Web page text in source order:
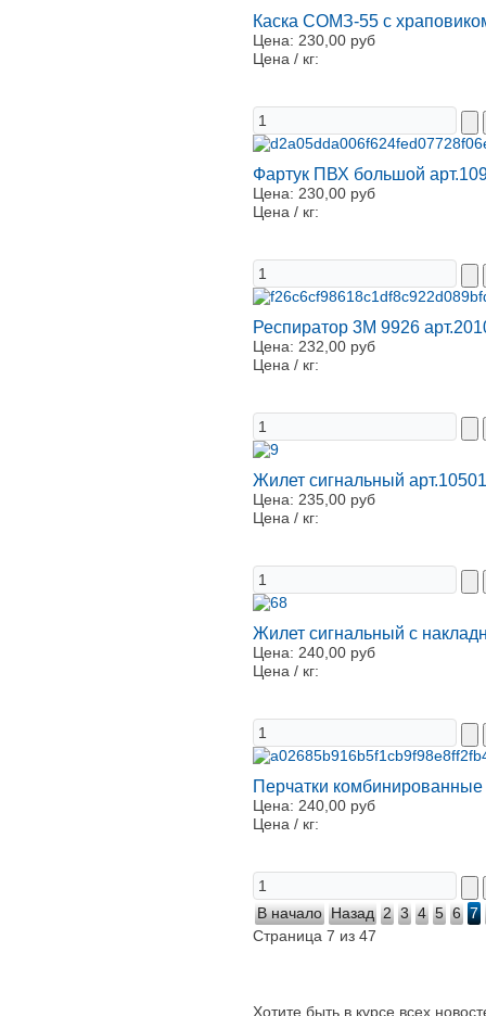
Каска СОМЗ-55 с
Цена: 230,00 руб
Цена / кг:
Фартук ПВХ большой
Цена: 230,00 руб
Цена / кг:
Респиратор 3М 9926
Цена: 232,00 руб
Цена / кг:
Жилет сигнальный
Цена: 235,00 руб
Цена / кг:
Жилет сигнальный с
Цена: 240,00 руб
Цена / кг:
Перчатки
Цена: 240,00 руб
Цена / кг:
В начало Назад 2 3 4 5 6 7
Страница 7 из 47
Хотите быть в курсе всех